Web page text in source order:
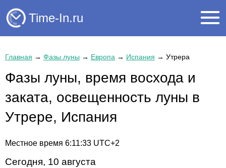
Time-In.ru
Главная → Фазы луны → Европа → Испания → Утрера
Фазы луны, время восхода и
заката, освещенность луны в
Утрере, Испания
Местное время 6:11:33 UTC+2
Сегодня, 10 августа